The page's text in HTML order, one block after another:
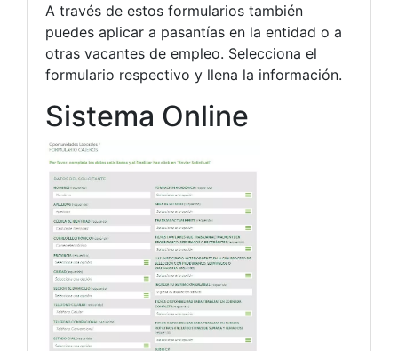
A través de estos formularios también
puedes aplicar a pasantías en la entidad o a
otras vacantes de empleo. Selecciona el
formulario respectivo y llena la información.
Sistema Online